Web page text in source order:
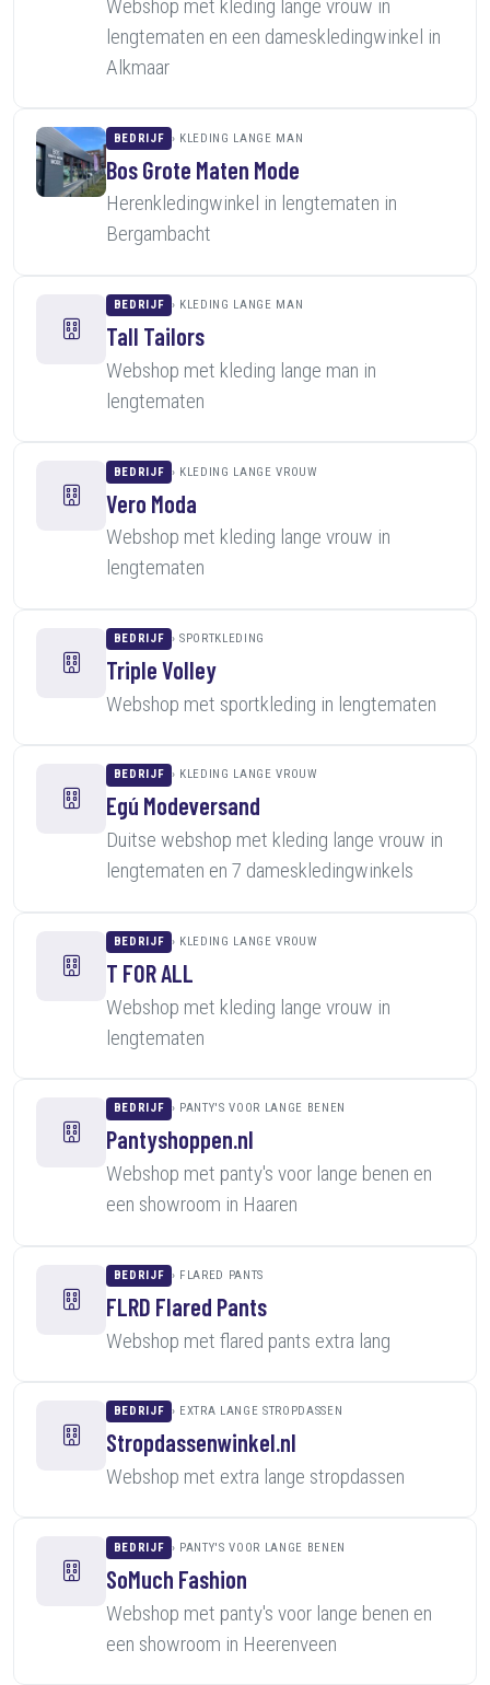
Webshop met kleding lange vrouw in
lengtematen en een dameskledingwinkel in
Alkmaar
BEDRIJF KLEDING LANGE MAN
Bos Grote Maten Mode
Herenkledingwinkel in lengtematen in
Bergambacht
BEDRIJF KLEDING LANGE MAN
Tall Tailors
Webshop met kleding lange man in
lengtematen
BEDRIJF KLEDING LANGE VROUW
Vero Moda
Webshop met kleding lange vrouw in
lengtematen
BEDRIJF SPORTKLEDING
Triple Volley
Webshop met sportkleding in lengtematen
BEDRIJF KLEDING LANGE VROUW
Egú Modeversand
Duitse webshop met kleding lange vrouw in
lengtematen en 7 dameskledingwinkels
BEDRIJF KLEDING LANGE VROUW
T FOR ALL
Webshop met kleding lange vrouw in
lengtematen
BEDRIJF PANTY'S VOOR LANGE BENEN
Pantyshoppen.nl
Webshop met panty's voor lange benen en
een showroom in Haaren
BEDRIJF FLARED PANTS
FLRD Flared Pants
Webshop met flared pants extra lang
BEDRIJF EXTRA LANGE STROPDASSEN
Stropdassenwinkel.nl
Webshop met extra lange stropdassen
BEDRIJF PANTY'S VOOR LANGE BENEN
SoMuch Fashion
Webshop met panty's voor lange benen en
een showroom in Heerenveen